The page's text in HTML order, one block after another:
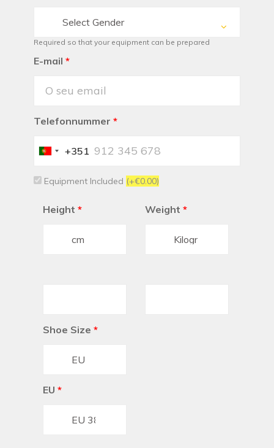
Select Gender
Required so that your equipment can be prepared
E-mail *
Telefonnummer *
Portugal
+351
Equipment Included (+€0.00)
Height * Weight *
Shoe Size *
EU *